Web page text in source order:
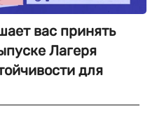
вас принять
Лагеря
для